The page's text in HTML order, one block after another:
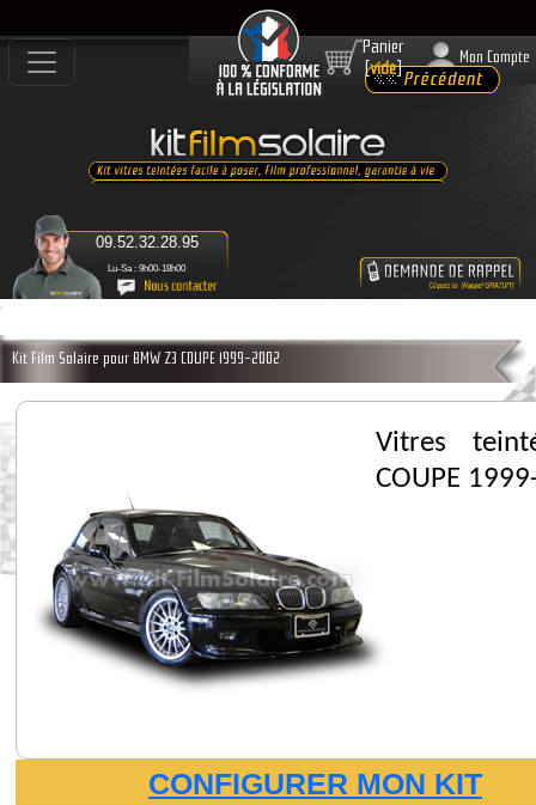
Lu-Sa : 9h00-18h00
09.52.32.28.95
Panier
[vide]
Mon Compte
Kit Film Solaire pour BMW Z3 COUPE 1999-2002
Vitres
COUPE
CONFIGURER MON KIT